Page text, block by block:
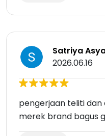
Satriya
2026.06.16
pengerjaan teliti
merek brand bagus